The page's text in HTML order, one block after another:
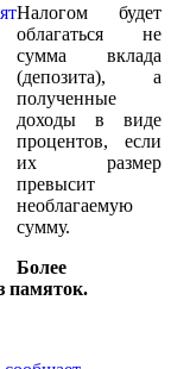
Налогом будет
облагаться не
сумма вклада
(депозита), а
полученные
доходы в виде
процентов, если
их размер
превысит
необлагаемую
сумму.
Более
памяток.